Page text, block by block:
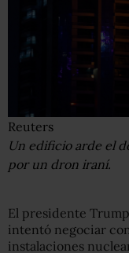
Reuters
Un edificio arde el
por un dron iraní.
El presidente
intentó negociar
instalaciones